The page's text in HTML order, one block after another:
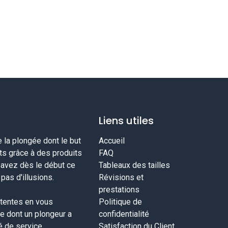
la plongée dont le but
grâce à des produits
dès le début ce
d'illusions.
en vous
dont un plongeur a
Liens utiles
Accueil
FAQ
Tableaux des tailles
Révisions et
prestations
Politique de
confidentialité